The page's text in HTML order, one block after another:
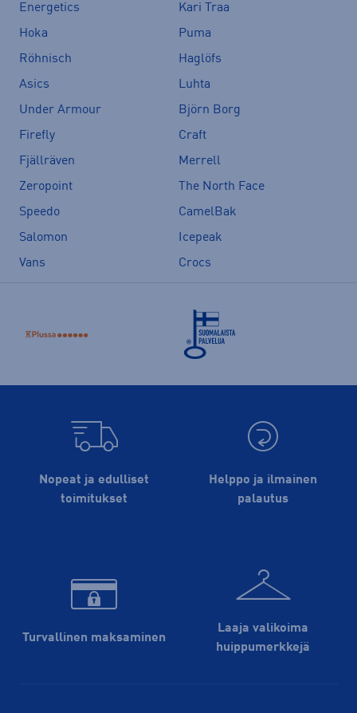
Energetics
Kari Traa
Hoka
Puma
Röhnisch
Haglöfs
Asics
Luhta
Under Armour
Björn Borg
Firefly
Craft
Fjällräven
Merrell
Zeropoint
The North Face
Speedo
CamelBak
Salomon
Icepeak
Vans
Crocs
Nopeat ja edulliset
toimitukset
Helppo ja ilmainen
palautus
Turvallinen maksaminen
Laaja valikoima
huippu­merkkejä